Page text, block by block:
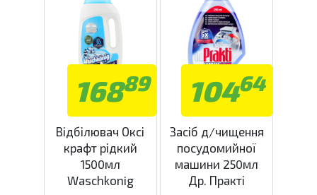
16889
Відбілювач Оксі
крафт рідкий
1500мл
Waschkonig
10464
Засіб д/чищення
посудомийної
машини 250мл
Др. Практі